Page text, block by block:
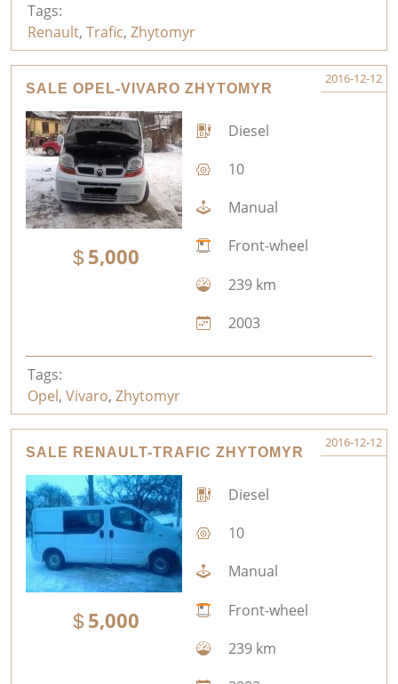
Tags:
Renault, Trafic, Zhytomyr
SALE OPEL-VIVARO ZHYTOMYR
2016-12-12
5,000
Diesel
10
Manual
Front-wheel
239 km
2003
Tags:
Opel, Vivaro, Zhytomyr
SALE RENAULT-TRAFIC ZHYTOMYR
2016-12-12
5,000
Diesel
10
Manual
Front-wheel
239 km